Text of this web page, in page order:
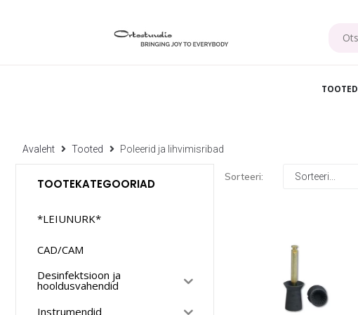
TOOTED
Avaleht Tooted Poleerid ja lihvimisribad
TOOTEKATEGOORIAD
*LEIUNURK*
CAD/CAM
Desinfektsioon ja
hooldusvahendid
Instrumendid
Sorteeri: